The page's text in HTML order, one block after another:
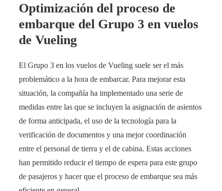
Optimización del proceso de
embarque del Grupo 3 en vuelos
de Vueling
El Grupo 3 en los vuelos de Vueling suele ser el más
problemático a la hora de embarcar. Para mejorar esta
situación, la compañía ha implementado una serie de
medidas entre las que se incluyen la asignación de asientos
de forma anticipada, el uso de la tecnología para la
verificación de documentos y una mejor coordinación
entre el personal de tierra y el de cabina. Estas acciones
han permitido reducir el tiempo de espera para este grupo
de pasajeros y hacer que el proceso de embarque sea más